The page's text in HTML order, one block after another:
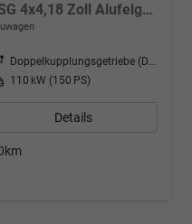
BE MORE 2.0 TDI 110 kW DSG 4x4,18 Zoll Alufelgen, Reserverad, Rückkamera, Kessy Full, PDC 4+H, Klimaautomatik, Licht & Sicht Paket, Metallfarbe, Heckspoiler, Sun Set, Ambiente Light, LED, 4 Jahre Garantie
Doppelkupplungsgetriebe (DSG)
110 kW (150 PS)
Details